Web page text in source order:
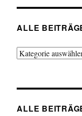
ALLE
Alle
ALLE